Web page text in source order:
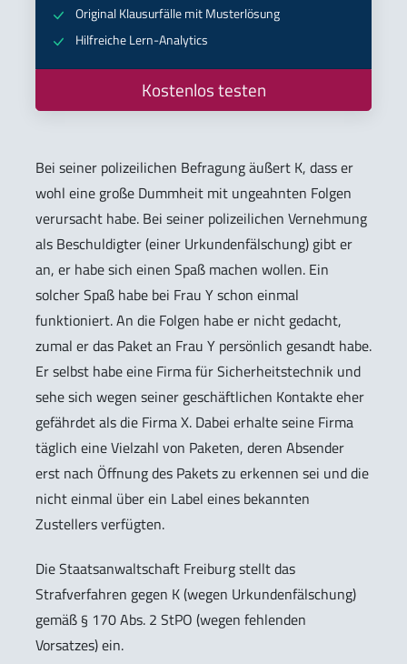
Original Klausurfälle mit Musterlösung
Hilfreiche Lern-Analytics
Kostenlos testen
Bei seiner polizeilichen Befragung äußert K, dass er
wohl eine große Dummheit mit ungeahnten Folgen
verursacht habe. Bei seiner polizeilichen Vernehmung
als Beschuldigter (einer Urkundenfälschung) gibt er
an, er habe sich einen Spaß machen wollen. Ein
solcher Spaß habe bei Frau Y schon einmal
funktioniert. An die Folgen habe er nicht gedacht,
zumal er das Paket an Frau Y persönlich gesandt habe.
Er selbst habe eine Firma für Sicherheitstechnik und
sehe sich wegen seiner geschäftlichen Kontakte eher
gefährdet als die Firma X. Dabei erhalte seine Firma
täglich eine Vielzahl von Paketen, deren Absender
erst nach Öffnung des Pakets zu erkennen sei und die
nicht einmal über ein Label eines bekannten
Zustellers verfügten.
Die Staatsanwaltschaft Freiburg stellt das
Strafverfahren gegen K (wegen Urkundenfälschung)
gemäß § 170 Abs. 2 StPO (wegen fehlenden
Vorsatzes) ein.